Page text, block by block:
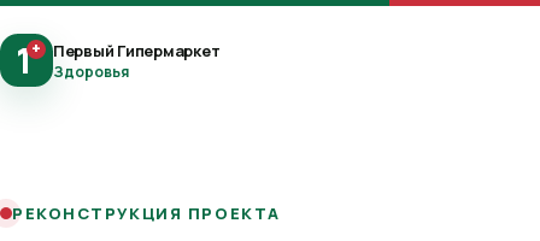
1+ Первый Гипермаркет
Здоровья
РЕКОНСТРУКЦИЯ ПРОЕКТА